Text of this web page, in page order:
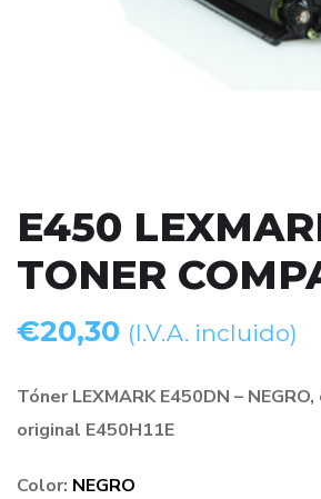
E450
TONER
€20,30 (I.V.A. incluido)
Tóner LEXMARK E450DN –
original E450H11E
Color: NEGRO